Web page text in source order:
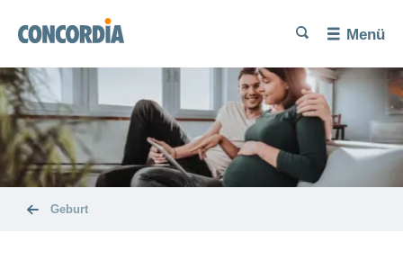
Unerfüllter
Kinderwunsch
Kinderwunsch
Schwangerschaft
und
Geburt
Ernährung
und
Das
Kind
Sprache
SucheSuche
Suche
Suche
Suche Menü
Geburt